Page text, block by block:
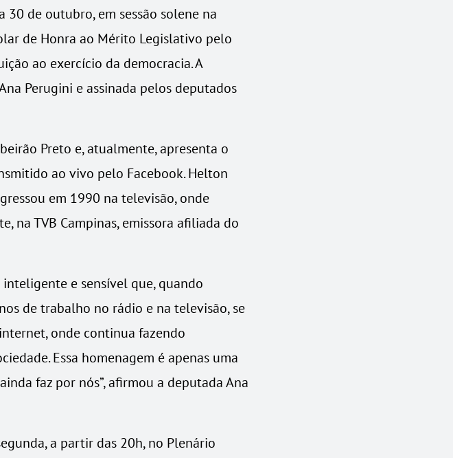
de outubro, em sessão solene na
de Honra ao Mérito Legislativo pelo
ao exercício da democracia. A
Perugini e assinada pelos deputados
Preto e, atualmente, apresenta o
ao vivo pelo Facebook. Helton
em 1990 na televisão, onde
na TVB Campinas, emissora afiliada do
e sensível que, quando
de trabalho no rádio e na televisão, se
onde continua fazendo
Essa homenagem é apenas uma
faz por nós”, afirmou a deputada Ana
a partir das 20h, no Plenário